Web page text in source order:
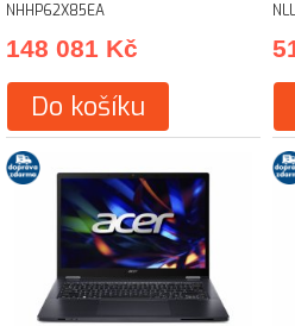
NHHP62X85EA
148 081 Kč
Do košíku